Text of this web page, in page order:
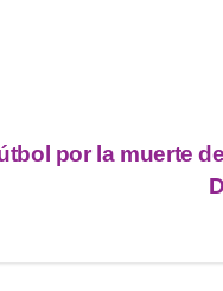
por la muerte